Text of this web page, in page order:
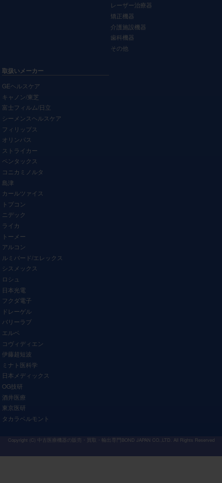
レーザー治療器
矯正機器
介護施設機器
歯科機器
その他
取扱いメーカー
GEヘルスケア
キャノン/東芝
富士フィルム/日立
シーメンスヘルスケア
フィリップス
オリンパス
ストライカー
ペンタックス
コニカミノルタ
島津
カールツァイス
トプコン
ニデック
ライカ
トーメー
アルコン
ルミバード/エレックス
シスメックス
ロシュ
日本光電
フクダ電子
ドレーゲル
バリーラブ
エルベ
コヴィディエン
伊藤超短波
ミナト医科学
日本メディックス
OG技研
酒井医療
東京医研
タカラベルモント
Copyright (C) 中古医療機器の販売・買取・輸出専門BOND JAPAN CO.,LTD. All Rights Reserved